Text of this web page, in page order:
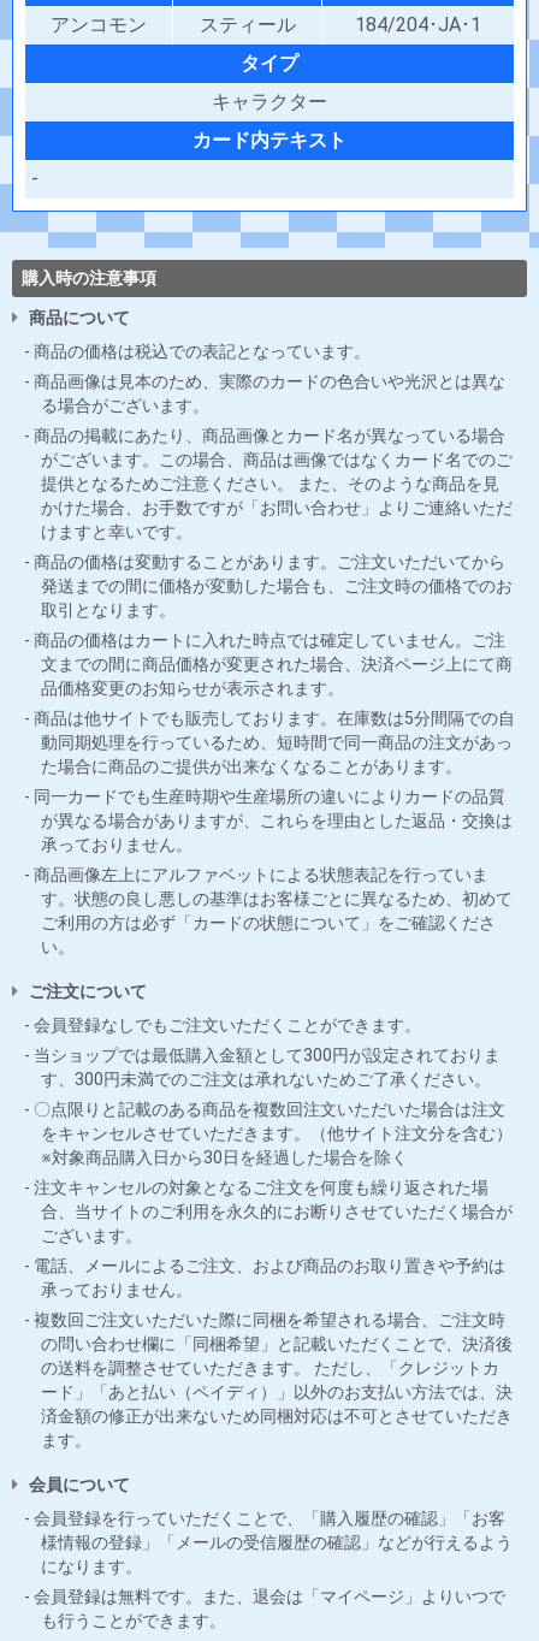
アンコモン
スティール
184/204･JA･1
タイプ
キャラクター
カード内テキスト
-
購入時の注意事項
商品について
商品の価格は税込での表記となっています。
商品画像は見本のため、実際のカードの色合いや光沢とは異な
る場合がございます。
商品の掲載にあたり、商品画像とカード名が異なっている場合
がございます。この場合、商品は画像ではなくカード名でのご
提供となるためご注意ください。 また、そのような商品を見
かけた場合、お手数ですが「お問い合わせ」よりご連絡いただ
けますと幸いです。
商品の価格は変動することがあります。ご注文いただいてから
発送までの間に価格が変動した場合も、ご注文時の価格でのお
取引となります。
商品の価格はカートに入れた時点では確定していません。ご注
文までの間に商品価格が変更された場合、決済ページ上にて商
品価格変更のお知らせが表示されます。
商品は他サイトでも販売しております。在庫数は5分間隔での自
動同期処理を行っているため、短時間で同一商品の注文があっ
た場合に商品のご提供が出来なくなることがあります。
同一カードでも生産時期や生産場所の違いによりカードの品質
が異なる場合がありますが、これらを理由とした返品・交換は
承っておりません。
商品画像左上にアルファベットによる状態表記を行っていま
す。状態の良し悪しの基準はお客様ごとに異なるため、初めて
ご利用の方は必ず「カードの状態について」をご確認くださ
い。
ご注文について
会員登録なしでもご注文いただくことができます。
当ショップでは最低購入金額として300円が設定されておりま
す、300円未満でのご注文は承れないためご了承ください。
〇点限りと記載のある商品を複数回注文いただいた場合は注文
をキャンセルさせていただきます。（他サイト注文分を含む）
※対象商品購入日から30日を経過した場合を除く
注文キャンセルの対象となるご注文を何度も繰り返された場
合、当サイトのご利用を永久的にお断りさせていただく場合が
ございます。
電話、メールによるご注文、および商品のお取り置きや予約は
承っておりません。
複数回ご注文いただいた際に同梱を希望される場合、ご注文時
の問い合わせ欄に「同梱希望」と記載いただくことで、決済後
の送料を調整させていただきます。 ただし、「クレジットカ
ード」「あと払い（ペイディ）」以外のお支払い方法では、決
済金額の修正が出来ないため同梱対応は不可とさせていただき
ます。
会員について
会員登録を行っていただくことで、「購入履歴の確認」「お客
様情報の登録」「メールの受信履歴の確認」などが行えるよう
になります。
会員登録は無料です。また、退会は「マイページ」よりいつで
も行うことができます。